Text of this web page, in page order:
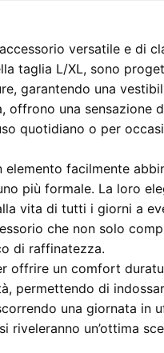
taglia
L/XL
quantità
versatile e di
taglia L/XL, sono
garantendo una
offrono una sensazione
quotidiano o per
facilmente
più formale. La loro
vita di tutti i giorni a
che non solo
di raffinatezza.
offrire un comfort
permettendo di
una giornata in
riveleranno un’ottima